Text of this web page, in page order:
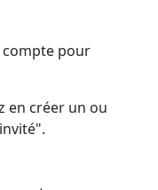
compte pour
en créer un ou